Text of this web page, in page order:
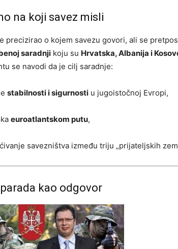
na koji savez misli
precizirao o kojem savezu govori, ali se
saradnji koju su Hrvatska, Albanija i
se navodi da je cilj saradnje:
stabilnosti i sigurnosti u jugoistočnoj Evropi,
euroatlantskom putu,
savezništva između triju „prijateljskih
kao odgovor